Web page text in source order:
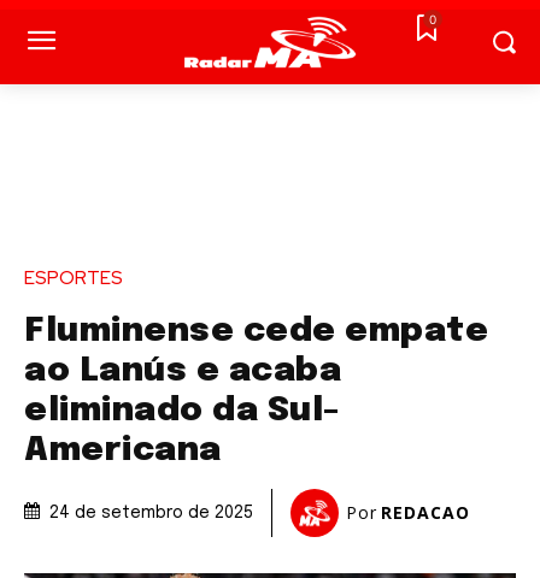
0
ESPORTES
Fluminense cede empate
ao Lanús e acaba
eliminado da Sul-
Americana
24 de setembro de 2025 Por REDACAO